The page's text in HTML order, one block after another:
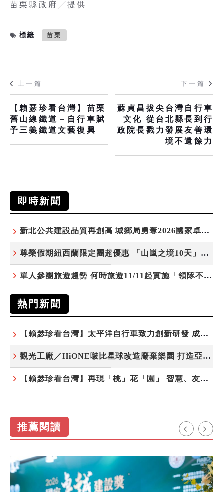
苗栗縣政府╱提供
標籤 苗栗
上一篇
【賴瑟珍看台灣】苗栗
舊山線鐵道－自行車賦
予三義鐵道文藝復興
下一篇
蘇貞昌拔尖台灣自行車
文化 從台北縣長到行
政院長戮力發展友善環
境不遺餘力
即時新聞
新北公共建設品質再創高 城鄉局勇奪2026國家卓越建設獎6項殊榮
尊榮假期紐西蘭限定團超優惠 「山嵐之境10天」挑戰市場最高CP值
單人參團旅遊趨勢 何時旅遊11/11起實施「領隊不配房」 落單更免收單房差
熱門新聞
【賴瑟珍看台灣】太平洋自行車致力創新研發 成就台灣隱形冠軍
觀光工廠／HiONE啵比星球改造廢棄樂園 打造亞洲最大寵物天堂
【賴瑟珍看台灣】再現「桃」花「園」 智慧、友善、永續成為桃園遞給國際的名片
推薦閱讀